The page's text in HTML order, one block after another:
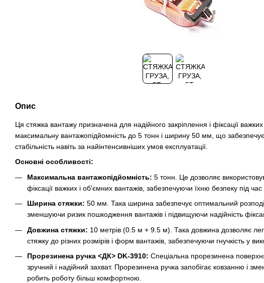
Опис
Ця стяжка вантажу призначена для надійного закріплення і фіксації
максимальну вантажопідйомність до 5 тонн і ширину 50 мм, що забезпечує
стабільність навіть за найінтенсивніших умов експлуатації.
Основні особливості:
Максимальна вантажопідйомність: 5 тонн. Це дозволяє
фіксації важких і об'ємних вантажів, забезпечуючи їхню безпеку під
Ширина стяжки: 50 мм. Така ширина забезпечує оптимальний
зменшуючи ризик пошкодження вантажів і підвищуючи надійність
Довжина стяжки: 10 метрів (0.5 м + 9.5 м). Така довжина дозволяє
стяжку до різних розмірів і форм вантажів, забезпечуючи гнучкість у
Прорезинена ручка <ДК> DK-3910: Спеціальна прорезинена
зручний і надійний захват. Прорезинена ручка запобігає ковзанню і
робить роботу більш комфортною.